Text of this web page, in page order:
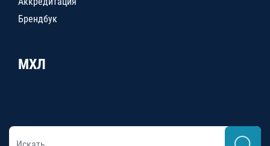
Брендбук
МХЛ